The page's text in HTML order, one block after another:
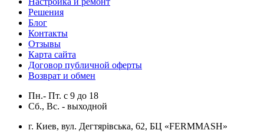
Решения
Блог
Контакты
Отзывы
Карта сайта
Договор публичной оферты
Возврат и обмен
Пн.- Пт. с 9 до 18
Сб., Вс. - выходной
г. Киев, вул. Дегтярівська, 62, БЦ «FERMMASH»